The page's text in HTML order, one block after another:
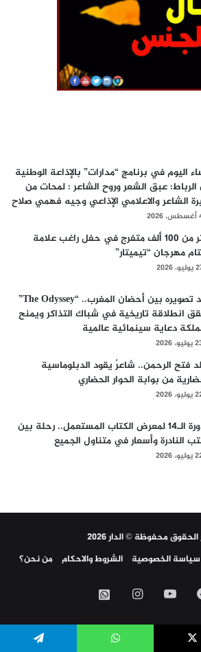
اليوم في برنامج “مدارات” بالإذاعة الوطنية
عبق الشعر وروح الشاعر : لمحات من
الشاعر والاعلامي الإذاعي وجيه فهمي صلاح
أكثر من 100 ألف متفرج في حفل راغب علامة
مهرجان “تيميتار”
2026
بعد تصويره بين أحضان المغرب.. “The Odyssey”
انطلاقة تاريخية في شباك التذاكر ويمنح
دعاية سينمائية عالمية
2026
فتح الرحمن.. شاعرٌ يقود الدبلوماسية
من بوابة الحوار الحضاري
2026
الدورة الـ14 لمعرض الكتاب المستعمل.. رحلة بين
النادرة وأسعار في متناول الجميع
2026
محفوظة © الدار 2026
سياسة الخصوصية الشروط والاحكام من نحن؟
فيسبوك‫YouTubeانستقرامواتساب